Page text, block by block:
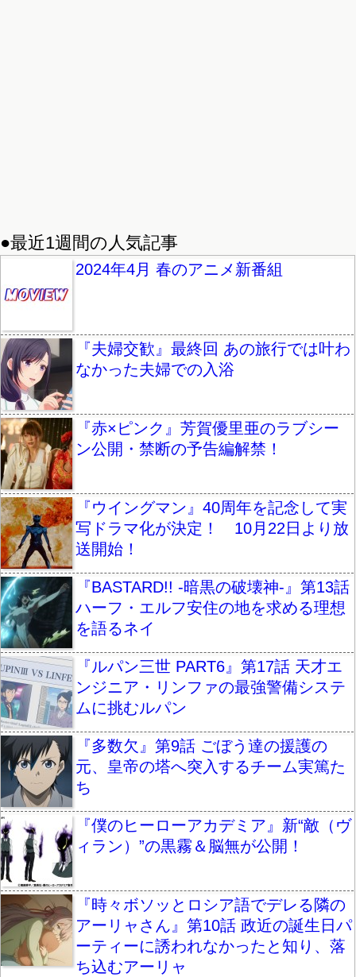
●最近1週間の人気記事
2024年4月 春のアニメ新番組
『夫婦交歓』最終回 あの旅行では叶わ
なかった夫婦での入浴
『赤×ピンク』芳賀優里亜のラブシー
ン公開・禁断の予告編解禁！
『ウイングマン』40周年を記念して実
写ドラマ化が決定！ 10月22日より放
送開始！
『BASTARD!! -暗黒の破壊神-』第13話
ハーフ・エルフ安住の地を求める理想
を語るネイ
『ルパン三世 PART6』第17話 天才エ
ンジニア・リンファの最強警備システ
ムに挑むルパン
『多数欠』第9話 ごぼう達の援護の
元、皇帝の塔へ突入するチーム実篤た
ち
『僕のヒーローアカデミア』新“敵（ヴ
ィラン）”の黒霧＆脳無が公開！
『時々ボソッとロシア語でデレる隣の
アーリャさん』第10話 政近の誕生日パ
ーティーに誘われなかったと知り、落
ち込むアーリャ